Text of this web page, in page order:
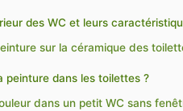
des WC et leurs
sur la céramique des
peinture dans les toilettes ?
dans un petit WC sans